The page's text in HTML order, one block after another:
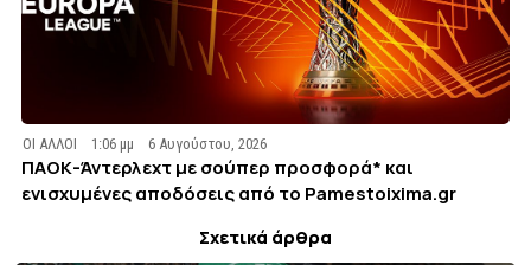
ΟΙ ΑΛΛΟΙ 1:06 μμ 6 Αυγούστου, 2026
ΠΑΟΚ-Άντερλεχτ με σούπερ προσφορά* και
ενισχυμένες αποδόσεις από το Pamestoixima.gr
Σχετικά άρθρα